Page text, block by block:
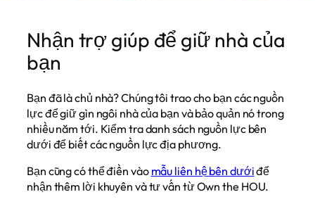
Nhận trợ giúp để giữ nhà của
bạn
Bạn đã là chủ nhà? Chúng tôi trao cho bạn các nguồn
lực để giữ gìn ngôi nhà của bạn và bảo quản nó trong
nhiều năm tới. Kiểm tra danh sách nguồn lực bên
dưới để biết các nguồn lực địa phương.
Bạn cũng có thể điền vào mẫu liên hệ bên dướiđể
nhận thêm lời khuyên và tư vấn từ Own the HOU.